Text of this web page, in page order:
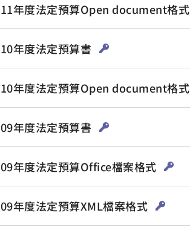
年度法定預算Open document格式
年度法定預算書
年度法定預算Open document格式
年度法定預算書
年度法定預算Office檔案格式
年度法定預算XML檔案格式